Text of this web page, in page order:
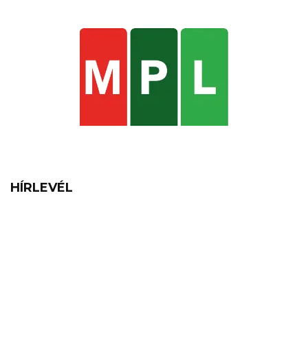
HÍRLEVÉL